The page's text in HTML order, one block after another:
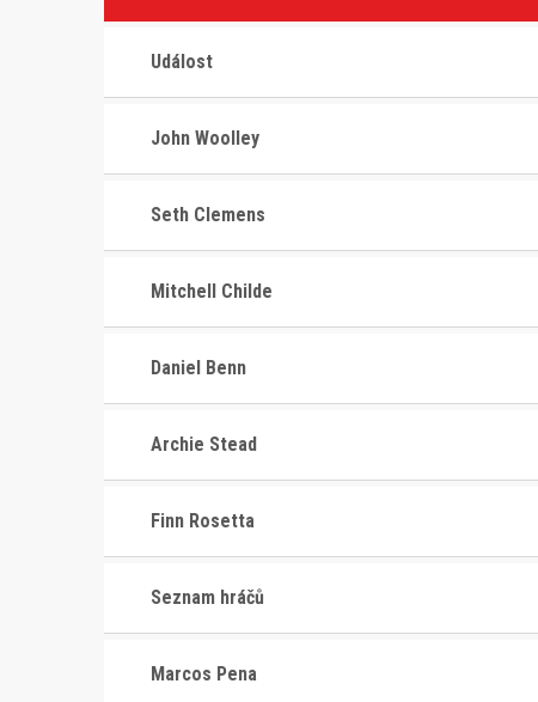
Událost
John Woolley
Seth Clemens
Mitchell Childe
Daniel Benn
Archie Stead
Finn Rosetta
Seznam hráčů
Marcos Pena